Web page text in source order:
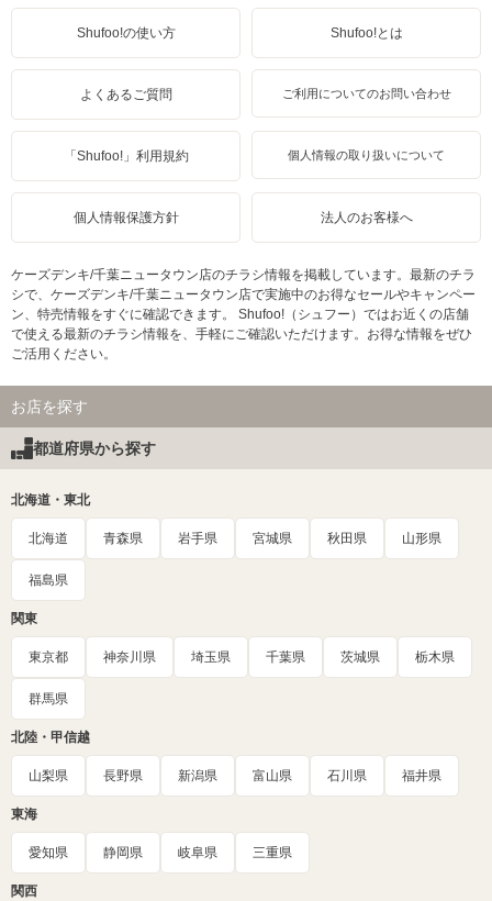
Shufoo!の使い方 Shufoo!とは
よくあるご質問 ご利用についてのお問い合わせ
「Shufoo!」利用規約 個人情報の取り扱いについて
個人情報保護方針 法人のお客様へ
ケーズデンキ/千葉ニュータウン店のチラシ情報を掲載しています。最新のチラ
シで、ケーズデンキ/千葉ニュータウン店で実施中のお得なセールやキャンペー
ン、特売情報をすぐに確認できます。 Shufoo!（シュフー）ではお近くの店舗
で使える最新のチラシ情報を、手軽にご確認いただけます。お得な情報をぜひ
ご活用ください。
お店を探す
都道府県から探す
北海道・東北
北海道 青森県 岩手県 宮城県 秋田県 山形県
福島県
関東
東京都 神奈川県 埼玉県 千葉県 茨城県 栃木県
群馬県
北陸・甲信越
山梨県 長野県 新潟県 富山県 石川県 福井県
東海
愛知県 静岡県 岐阜県 三重県
関西